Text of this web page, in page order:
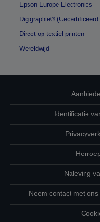
Epson Europe Electronics
Digigraphie®
Direct op textiel printen
Wereldwijd
Identificatie
Naleving
Neem contact met